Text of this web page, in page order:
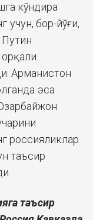
кўндира
учун, бор-йўғи,
Путин
Арманистон
эса
россияликлар
таъсир
таъсир